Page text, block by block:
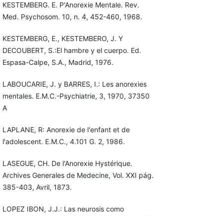
KESTEMBERG. E. P'Anorexie Mentale. Rev.
Med. Psychosom. 10, n. 4, 452-460, 1968.
KESTEMBERG, E., KESTEMBERO, J. Y
DECOUBERT, S.:El hambre y el cuerpo. Ed.
Espasa-Calpe, S.A., Madrid, 1976.
LABOUCARIE, J. y BARRES, I.: Les anorexies
mentales. E.M.C.-Psychiatrie, 3, 1970, 37350
A
LAPLANE, R: Anorexie de l'enfant et de
l'adolescent. E.M.C., 4.101 G. 2, 1986.
LASEGUE, CH. De l'Anorexie Hystérique.
Archives Generales de Medecine, Vol. XXI pág.
385-403, Avril, 1873.
LOPEZ IBON, J.J.: Las neurosis como